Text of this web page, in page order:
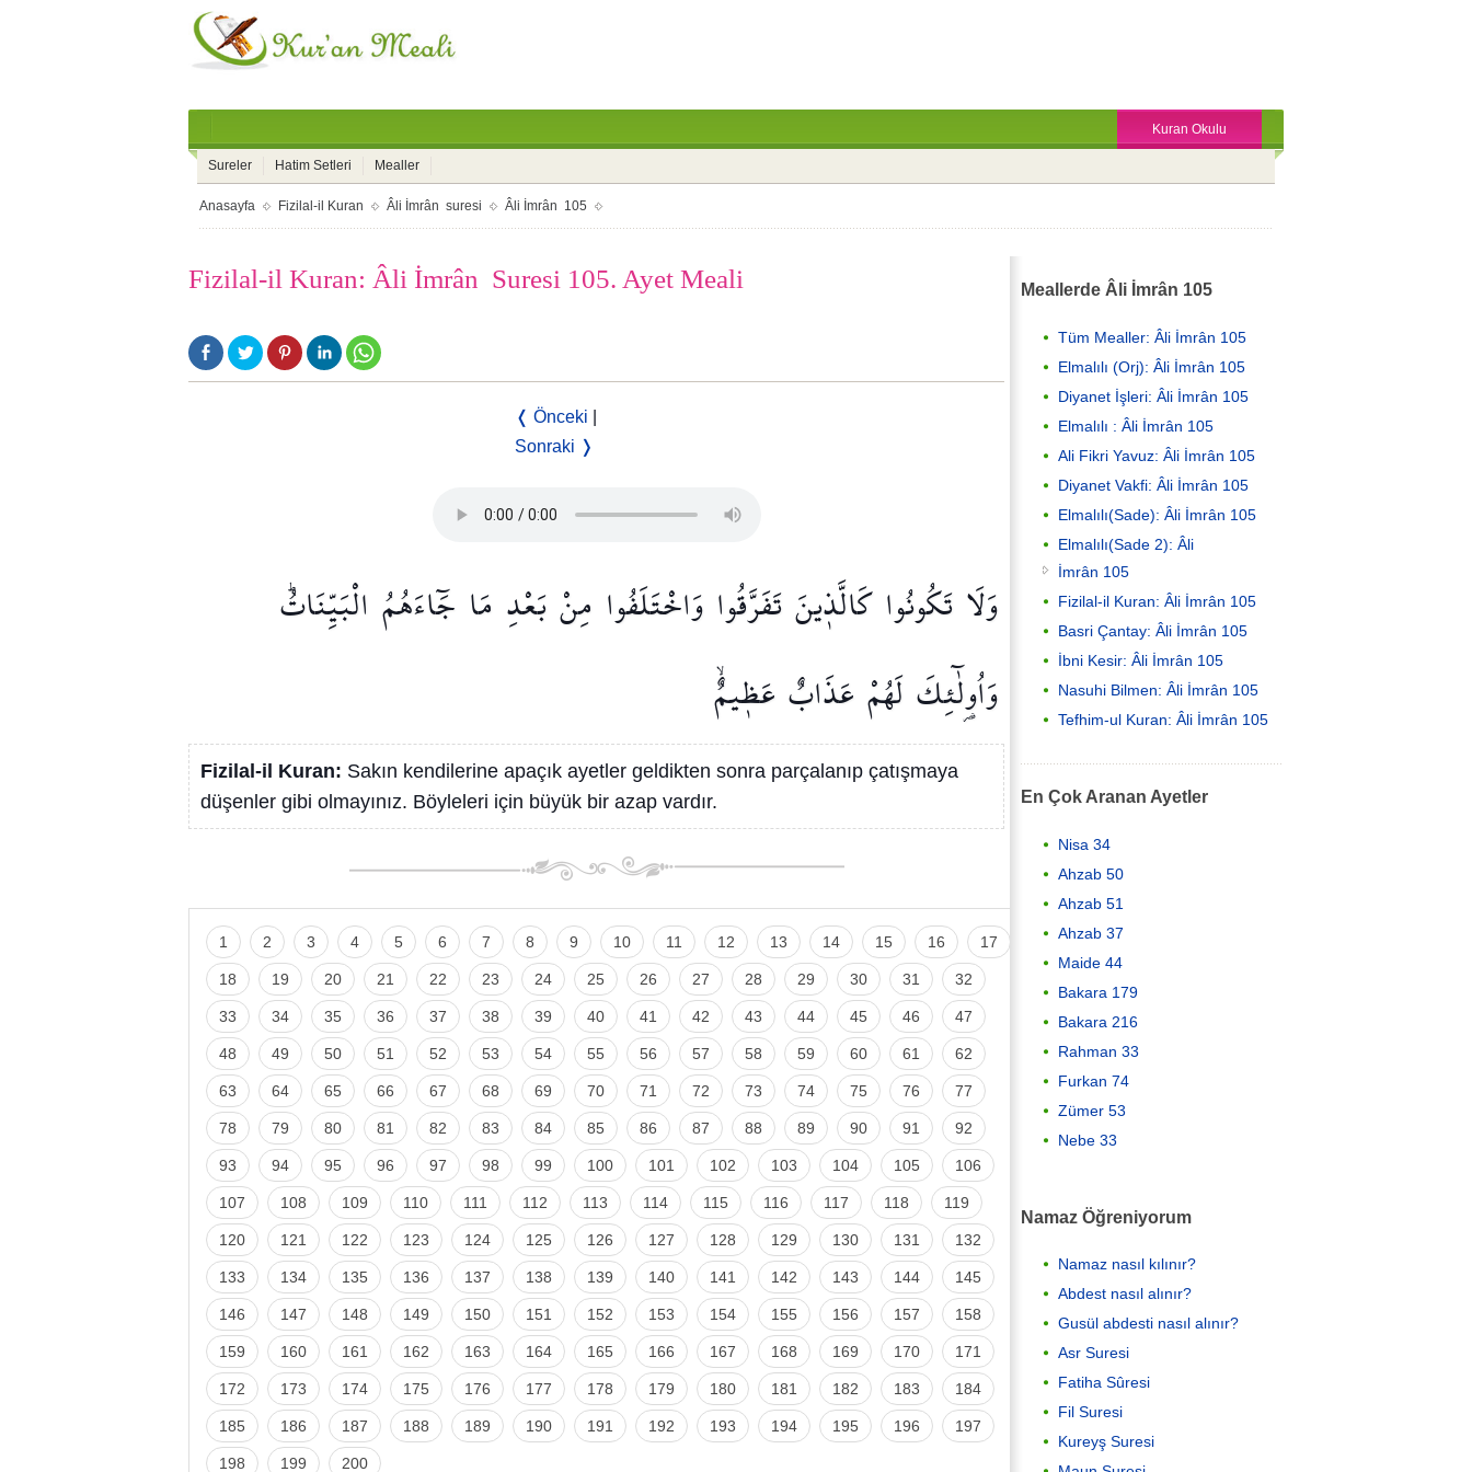
Kuran Okulu
Sureler Hatim Setleri Mealler
Anasayfa Fizilal-il Kuran Âli İmrân suresi Âli İmrân 105
Fizilal-il Kuran: Âli İmrân Suresi 105. Ayet Meali
❬ Önceki
Sonraki ❭
وَلَا تَكُونُوا كَالَّذ۪ينَتَفَرَّقُوا وَاخْتَلَفُوا مِنْبَعْدِ مَا جَٓاءَهُمُ الْبَيِّنَاتُۜ
وَاُو۬لٰٓئِكَلَهُمْ عَذَابٌ عَظ۪يمٌۙ
Fizilal-il Kuran: Sakın kendilerine apaçık ayetler geldikten sonra parçalanıp çatışmaya
düşenler gibi olmayınız. Böyleleri için büyük bir azap vardır.
1 2 3 4 5 6 7 8 9 10 11 12 13 14 15 16 17
18 19 20 21 22 23 24 25 26 27 28 29 30 31 32
33 34 35 36 37 38 39 40 41 42 43 44 45 46 47
48 49 50 51 52 53 54 55 56 57 58 59 60 61 62
63 64 65 66 67 68 69 70 71 72 73 74 75 76 77
78 79 80 81 82 83 84 85 86 87 88 89 90 91 92
93 94 95 96 97 98 99 100 101 102 103 104 105 106
107 108 109 110 111 112 113 114 115 116 117 118 119
120 121 122 123 124 125 126 127 128 129 130 131 132
133 134 135 136 137 138 139 140 141 142 143 144 145
146 147 148 149 150 151 152 153 154 155 156 157 158
159 160 161 162 163 164 165 166 167 168 169 170 171
172 173 174 175 176 177 178 179 180 181 182 183 184
185 186 187 188 189 190 191 192 193 194 195 196 197
198 199 200
Meallerde Âli İmrân 105
Tüm Mealler: Âli İmrân 105
Elmalılı (Orj): Âli İmrân 105
Diyanet İşleri: Âli İmrân 105
Elmalılı : Âli İmrân 105
Ali Fikri Yavuz: Âli İmrân 105
Diyanet Vakfi: Âli İmrân 105
Elmalılı(Sade): Âli İmrân 105
Elmalılı(Sade 2): Âli
İmrân 105
Fizilal-il Kuran: Âli İmrân 105
Basri Çantay: Âli İmrân 105
İbni Kesir: Âli İmrân 105
Nasuhi Bilmen: Âli İmrân 105
Tefhim-ul Kuran: Âli İmrân 105
En Çok Aranan Ayetler
Nisa 34
Ahzab 50
Ahzab 51
Ahzab 37
Maide 44
Bakara 179
Bakara 216
Rahman 33
Furkan 74
Zümer 53
Nebe 33
Namaz Öğreniyorum
Namaz nasıl kılınır?
Abdest nasıl alınır?
Gusül abdesti nasıl alınır?
Asr Suresi
Fatiha Sûresi
Fil Suresi
Kureyş Suresi